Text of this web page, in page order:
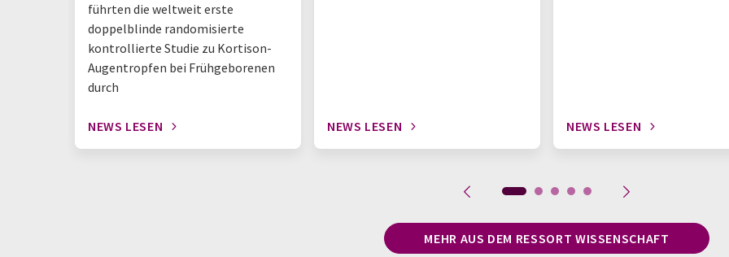
führten die weltweit erste
doppelblinde randomisierte
kontrollierte Studie zu Kortison-
Augentropfen bei Frühgeborenen
durch
NEWS LESEN NEWS LESEN NEWS LESEN
MEHR AUS DEM RESSORT WISSENSCHAFT